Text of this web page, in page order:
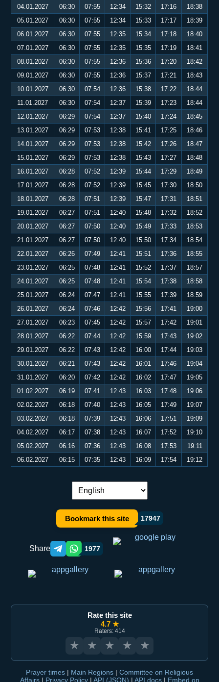
04.01.2027
06:30 07:55 12:34 15:32 17:16
18:38
05.01.2027
06:30 07:55 12:34 15:33 17:17
18:39
06.01.2027
06:30 07:55 12:35 15:34 17:18
18:40
07.01.2027
06:30 07:55 12:35 15:35 17:19
18:41
08.01.2027
06:30 07:55 12:36 15:36 17:20
18:42
09.01.2027
06:30 07:55 12:36 15:37 17:21
18:43
10.01.2027
06:30 07:54 12:36 15:38 17:22
18:44
11.01.2027
06:30 07:54 12:37 15:39 17:23
18:44
12.01.2027
06:29 07:54 12:37 15:40 17:24
18:45
13.01.2027
06:29 07:53 12:38 15:41 17:25
18:46
14.01.2027
06:29 07:53 12:38 15:42 17:26
18:47
15.01.2027
06:29 07:53 12:38 15:43 17:27
18:48
16.01.2027
06:28 07:52 12:39 15:44 17:29
18:49
17.01.2027
06:28 07:52 12:39 15:45 17:30
18:50
18.01.2027
06:28 07:51 12:39 15:47 17:31
18:51
19.01.2027
06:27 07:51 12:40 15:48 17:32
18:52
20.01.2027
06:27 07:50 12:40 15:49 17:33
18:53
21.01.2027
06:27 07:50 12:40 15:50 17:34
18:54
22.01.2027
06:26 07:49 12:41 15:51 17:36
18:55
23.01.2027
06:25 07:48 12:41 15:52 17:37
18:57
24.01.2027
06:25 07:48 12:41 15:54 17:38
18:58
25.01.2027
06:24 07:47 12:41 15:55 17:39
18:59
26.01.2027
06:24 07:46 12:42 15:56 17:41
19:00
27.01.2027
06:23 07:45 12:42 15:57 17:42
19:01
28.01.2027
06:22 07:44 12:42 15:59 17:43
19:02
29.01.2027
06:22 07:43 12:42 16:00 17:44
19:03
30.01.2027
06:21 07:43 12:42 16:01 17:46
19:04
31.01.2027
06:20 07:42 12:42 16:02 17:47
19:05
01.02.2027
06:19 07:41 12:43 16:03 17:48
19:06
02.02.2027
06:18 07:40 12:43 16:05 17:49
19:07
03.02.2027
06:18 07:39 12:43 16:06 17:51
19:09
04.02.2027
06:17 07:38 12:43 16:07 17:52
19:10
05.02.2027
06:16 07:36 12:43 16:08 17:53
19:11
06.02.2027
06:15 07:35 12:43 16:09 17:54 19:12
Language switch:
Bookmark this site 17947
Share Telegram orqali ulashish
WhatsApp orqali ulashish
1977
Rate this site
4.7 ★
Raters: 414
★ ★ ★ ★ ★
Prayer times | Main Regions | Committee on Religious
Affairs | Privacy Policy | API (JSON) | API docs | Embed on